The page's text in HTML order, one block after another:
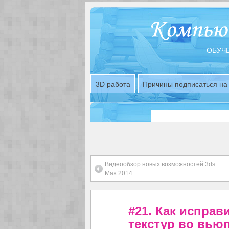
3D работа Причины подписаться на
Видеообзор новых возможностей 3ds
Max 2014
#21. Как
текстур во